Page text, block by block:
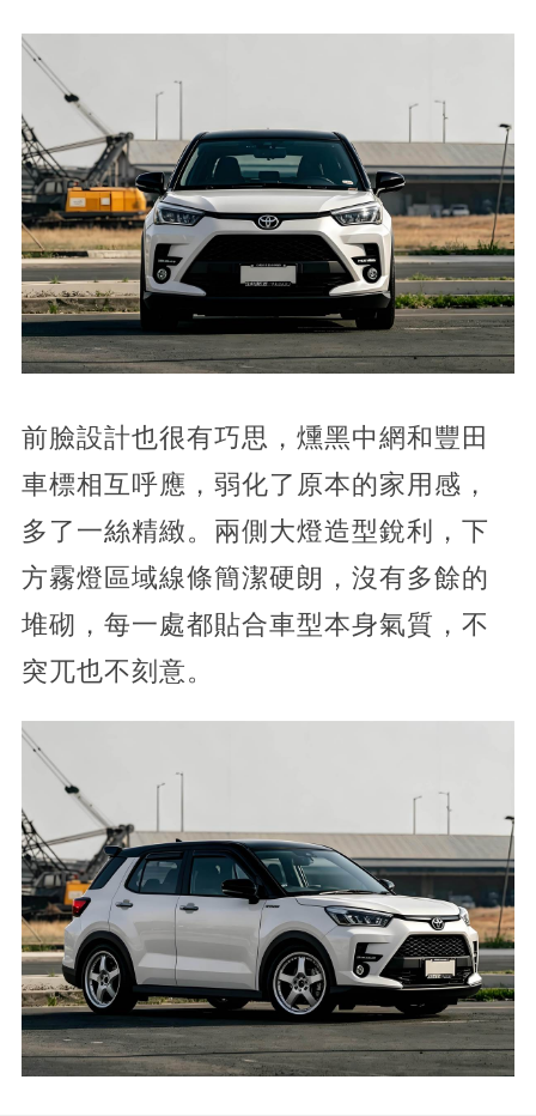
前臉設計也很有巧思，燻黑中網和豐田
車標相互呼應，弱化了原本的家用感，
多了一絲精緻。兩側大燈造型銳利，下
方霧燈區域線條簡潔硬朗，沒有多餘的
堆砌，每一處都貼合車型本身氣質，不
突兀也不刻意。